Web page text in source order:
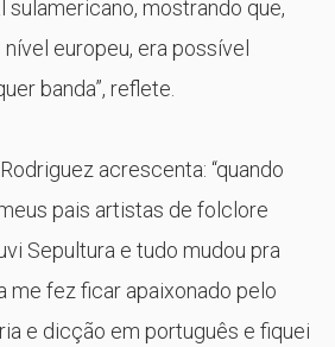
sulamericano, mostrando que,
europeu, era possível
banda”, reflete.
acrescenta: “quando
pais artistas de folclore
Sepultura e tudo mudou pra
me fez ficar apaixonado pelo
e dicção em português e fiquei